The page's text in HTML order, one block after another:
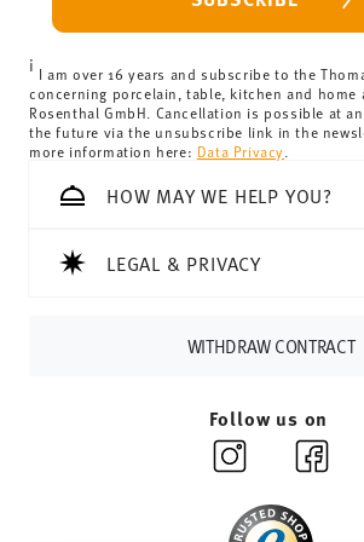
can view the delivery costs
delivery is free of charge.
Switzerland:delivery is free of
69,90 CHF. If the value of your
69,90 CHF, delivery charges are 36,90
Tracking:You will receive a tracking
Delivery time: 3-5 working days for
Germany for items in stock. You can
For returns, please use our
i I am over 16 years and subscribe to the
concerning porcelain, table, kitchen and home
Rosenthal GmbH. Cancellation is possible at
the future via the unsubscribe link in the
more information here: Data Privacy
HOW MAY WE HELP YOU?
LEGAL & PRIVACY
WITHDRAW CONTRACT
Follow us on